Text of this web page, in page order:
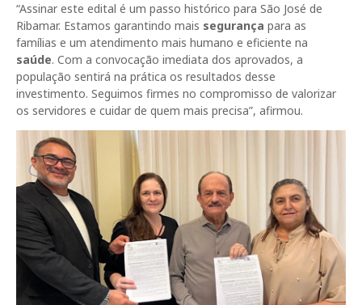
“Assinar este edital é um passo histórico para São José de
Ribamar. Estamos garantindo mais segurança para as
famílias e um atendimento mais humano e eficiente na
saúde. Com a convocação imediata dos aprovados, a
população sentirá na prática os resultados desse
investimento. Seguimos firmes no compromisso de valorizar
os servidores e cuidar de quem mais precisa”, afirmou.